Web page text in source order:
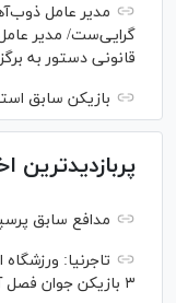
مدیر عامل
گرایی‌ست/ مدیر
قانونی دستور به
بازیکن سابق
پربازدیدترین
مدافع سابق
تاجرنیا:
۳ بازیکن جوان فصل آینده فیکس ترکیب می‌شوند